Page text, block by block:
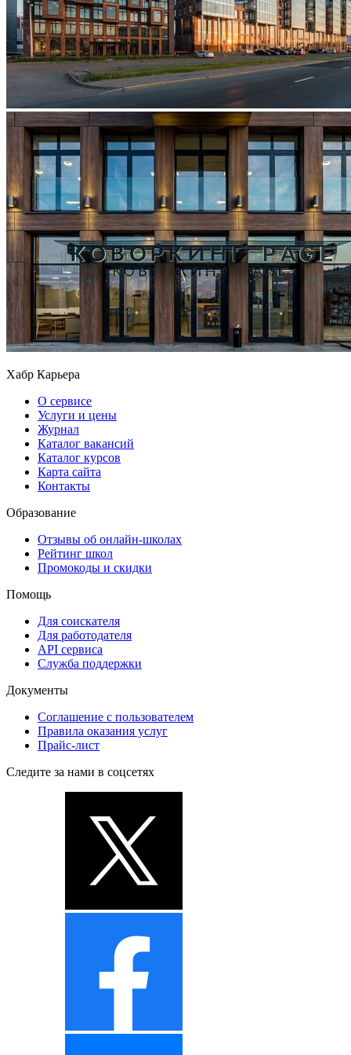
Хабр Карьера
О сервисе
Услуги и цены
Журнал
Каталог вакансий
Каталог курсов
Карта сайта
Контакты
Образование
Отзывы об онлайн-школах
Рейтинг школ
Промокоды и скидки
Помощь
Для соискателя
Для работодателя
API сервиса
Служба поддержки
Документы
Соглашение с пользователем
Правила оказания услуг
Прайс-лист
Следите за нами в соцсетях